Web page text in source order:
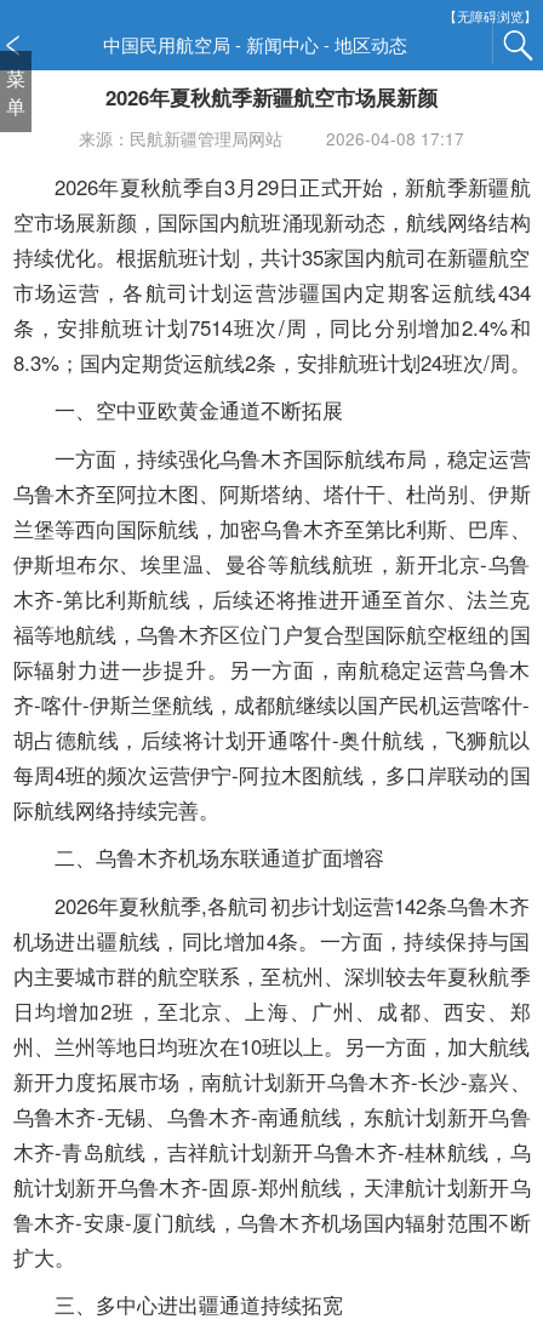
【无障碍浏览】
中国民用航空局 - 新闻中心 - 地区动态
菜
单
2026年夏秋航季新疆航空市场展新颜
来源：民航新疆管理局网站 2026-04-08 17:17
2026年夏秋航季自3月29日正式开始，新航季新疆航
空市场展新颜，国际国内航班涌现新动态，航线网络结构
持续优化。根据航班计划，共计35家国内航司在新疆航空
市场运营，各航司计划运营涉疆国内定期客运航线434
条，安排航班计划7514班次/周，同比分别增加2.4%和
8.3%；国内定期货运航线2条，安排航班计划24班次/周。
一、空中亚欧黄金通道不断拓展
一方面，持续强化乌鲁木齐国际航线布局，稳定运营
乌鲁木齐至阿拉木图、阿斯塔纳、塔什干、杜尚别、伊斯
兰堡等西向国际航线，加密乌鲁木齐至第比利斯、巴库、
伊斯坦布尔、埃里温、曼谷等航线航班，新开北京-乌鲁
木齐-第比利斯航线，后续还将推进开通至首尔、法兰克
福等地航线，乌鲁木齐区位门户复合型国际航空枢纽的国
际辐射力进一步提升。另一方面，南航稳定运营乌鲁木
齐-喀什-伊斯兰堡航线，成都航继续以国产民机运营喀什-
胡占德航线，后续将计划开通喀什-奥什航线，飞狮航以
每周4班的频次运营伊宁-阿拉木图航线，多口岸联动的国
际航线网络持续完善。
二、乌鲁木齐机场东联通道扩面增容
2026年夏秋航季,各航司初步计划运营142条乌鲁木齐
机场进出疆航线，同比增加4条。一方面，持续保持与国
内主要城市群的航空联系，至杭州、深圳较去年夏秋航季
日均增加2班，至北京、上海、广州、成都、西安、郑
州、兰州等地日均班次在10班以上。另一方面，加大航线
新开力度拓展市场，南航计划新开乌鲁木齐-长沙-嘉兴、
乌鲁木齐-无锡、乌鲁木齐-南通航线，东航计划新开乌鲁
木齐-青岛航线，吉祥航计划新开乌鲁木齐-桂林航线，乌
航计划新开乌鲁木齐-固原-郑州航线，天津航计划新开乌
鲁木齐-安康-厦门航线，乌鲁木齐机场国内辐射范围不断
扩大。
三、多中心进出疆通道持续拓宽
窗
口
打
开
说
明
页
面,
Alt
键
打
开
导
盲
模
式